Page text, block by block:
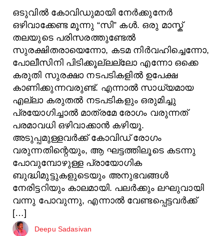
ഒടുവിൽ കോവിഡുമായി നേർക്കുനേർ
ഒഴിവാക്കേണ്ട മൂന്നു “സി” കൾ. ഒരു മാസ്ക്
തലയുടെ പരിസരത്തുണ്ടേൽ
സുരക്ഷിതരായെന്നോ, കടമ നിർവഹിച്ചെന്നോ,
പോലീസിനി പിടിക്കൂല്ലല്ലോ എന്നോ ഒക്കെ
കരുതി സുരക്ഷാ നടപടികളിൽ ഉപേക്ഷ
കാണിക്കുന്നവരുണ്ട്. എന്നാൽ സാധ്യമായ
എല്ലാ കരുതൽ നടപടികളും ഒരുമിച്ചു
പ്രയോഗിച്ചാൽ മാത്രമേ രോഗം വരുന്നത്
പരമാവധി ഒഴിവാക്കാൻ കഴിയൂ.
അടുപ്പമുള്ളവർക്ക് കോവിഡ് രോഗം
വരുന്നതിന്റെയും, ആ ഘട്ടത്തിലൂടെ കടന്നു
പോവുമ്പോഴുള്ള പ്രായോഗിക
ബുദ്ധിമുട്ടുകളുടെയും അനുഭവങ്ങൾ
നേരിട്ടറിയും കാലമായി. പലർക്കും ലഘുവായി
വന്നു പോവുന്നു, എന്നാൽ വേണ്ടപ്പെട്ടവർക്ക്
[…]
Deepu Sadasivan